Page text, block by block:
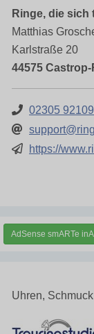
Ringe, die sich
Matthias
Karlstraße 20
44575 Castrop-
02305
https://
AdSense smARTe
Uhren,